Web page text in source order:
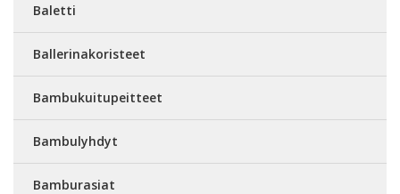
Baletti
Ballerinakoristeet
Bambukuitupeitteet
Bambulyhdyt
Bamburasiat